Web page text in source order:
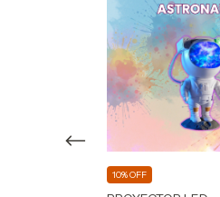
10% OFF